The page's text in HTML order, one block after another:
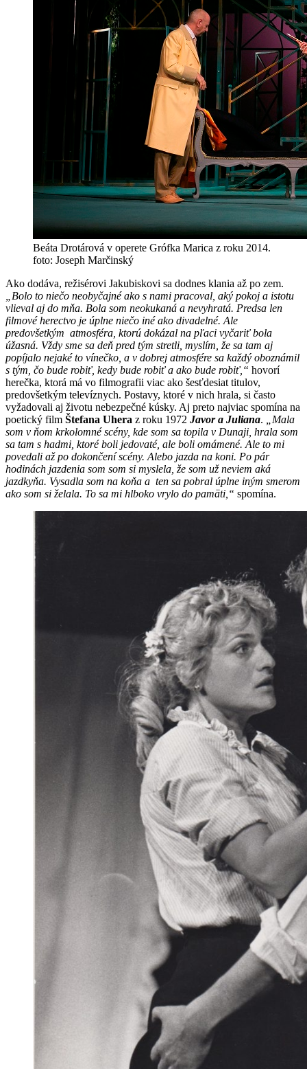
Beáta Drotárová v operete Grófka Marica z roku 2014.
foto: Joseph Marčinský
Ako dodáva, režisérovi Jakubiskovi sa dodnes klania až po zem.
„Bolo to niečo neobyčajné ako s nami pracoval, aký pokoj a istotu
vlieval aj do mňa. Bola som neokukaná a nevyhratá. Predsa len
filmové herectvo je úplne niečo iné ako divadelné. Ale
predovšetkým atmosféra, ktorú dokázal na pľaci vyčariť bola
úžasná. Vždy sme sa deň pred tým stretli, myslím, že sa tam aj
popíjalo nejaké to vínečko, a v dobrej atmosfére sa každý oboznámil
s tým, čo bude robiť, kedy bude robiť a ako bude robiť,“ hovorí
herečka, ktorá má vo filmografii viac ako šesťdesiat titulov,
predovšetkým televíznych. Postavy, ktoré v nich hrala, si často
vyžadovali aj životu nebezpečné kúsky. Aj preto najviac spomína na
poetický film Štefana Uhera z roku 1972 Javor a Juliana.
„Mala
som v ňom krkolomné scény, kde som sa topila v Dunaji, hrala som
sa tam s hadmi, ktoré boli jedovaté, ale boli omámené. Ale to mi
povedali až po dokončení scény. Alebo jazda na koni. Po pár
hodinách jazdenia som som si myslela, že som už neviem aká
jazdkyňa. Vysadla som na koňa a ten sa pobral úplne iným smerom
ako som si želala. To sa mi hlboko vrylo do pamäti,“ spomína.